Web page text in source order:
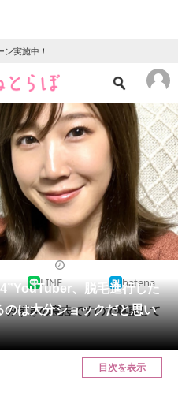
実施中！
ニュース
クイズ
地域
教育・育児
リサーチ
、脱毛進行した
は大分ショックだと思い
LINE hatena
みずきの意志ですので尊重して
目次を表示